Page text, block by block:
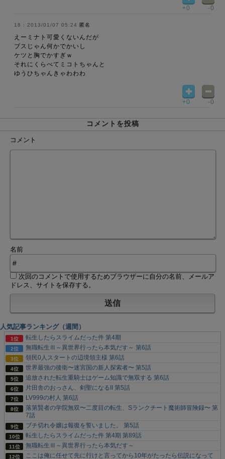
+0 -0
2013/01/07 05:24 匿名
えーミナト可愛くないんだが
ブスじゃん何かでかいし
ケツと胸でかすぎｗ
それにくらべてミコトちゃんと
ゆうひちゃんきゃわわわ
+0 -0
コメントを投稿
コメント
名前
次回のコメントで使用するためブラウザーに自分の名前、メールア
ドレス、サイトを保存する。
人気記事ランキング（週間）
転生したらスライムだった件 第4期
無職転生Ⅲ～異世界行ったら本気だす～ 第6話
領民0人スタートの辺境領主様 第6話
世界最強の後衛〜迷宮国の新人探索者〜 第5話
追放された転生重騎士はゲーム知識で無双する 第6話
片田舎のおっさん、剣聖になるII 第5話
LV999の村人 第6話
落第賢者の学院無双〜二度目の転生、Sランクチート魔術師冒険録〜 第
7話
ブチ切れ令嬢は報復を誓いました。 第5話
転生したらスライムだった件 第4期 第89話
無職転生Ⅲ～異世界行ったら本気だす～
ここは俺に任せて先に行けと言ってから10年がたったら伝説になって